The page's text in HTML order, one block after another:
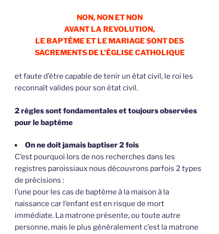
NON, NON ET NON
AVANT LA REVOLUTION,
LE BAPTÊME ET LE MARIAGE SONT DES
SACREMENTS DE L’ÉGLISE CATHOLIQUE
et faute d’être capable de tenir un état civil, le roi les
reconnaît valides pour son état civil.
2 règles sont fondamentales et toujours observées
pour le baptême
On ne doit jamais baptiser 2 fois
C’est pourquoi lors de nos recherches dans les
registres paroissiaux nous découvrons parfois 2 types
de précisions :
l’une pour les cas de baptême à la maison à la
naissance car l’enfant est en risque de mort
immédiate. La matrone présente, ou toute autre
personne, mais le plus généralement c’est la matrone